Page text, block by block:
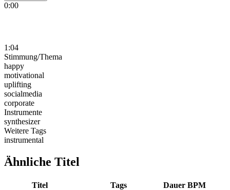
0:00
1:04
Stimmung/Thema
happy
motivational
uplifting
socialmedia
corporate
Instrumente
synthesizer
Weitere Tags
instrumental
Ähnliche Titel
Titel Tags Dauer BPM